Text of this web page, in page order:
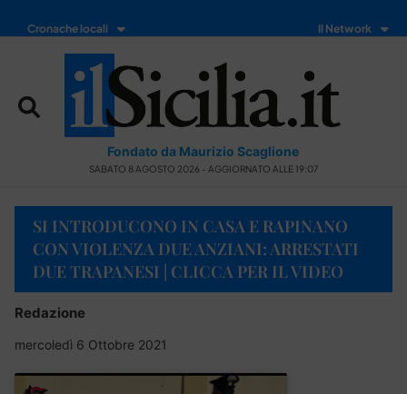
Cronache locali Il Network
Fondato da Maurizio Scaglione
SABATO 8 AGOSTO 2026 - AGGIORNATO ALLE 19:07
SI INTRODUCONO IN CASA E RAPINANO
CON VIOLENZA DUE ANZIANI: ARRESTATI
DUE TRAPANESI | CLICCA PER IL VIDEO
Redazione
mercoledì 6 Ottobre 2021